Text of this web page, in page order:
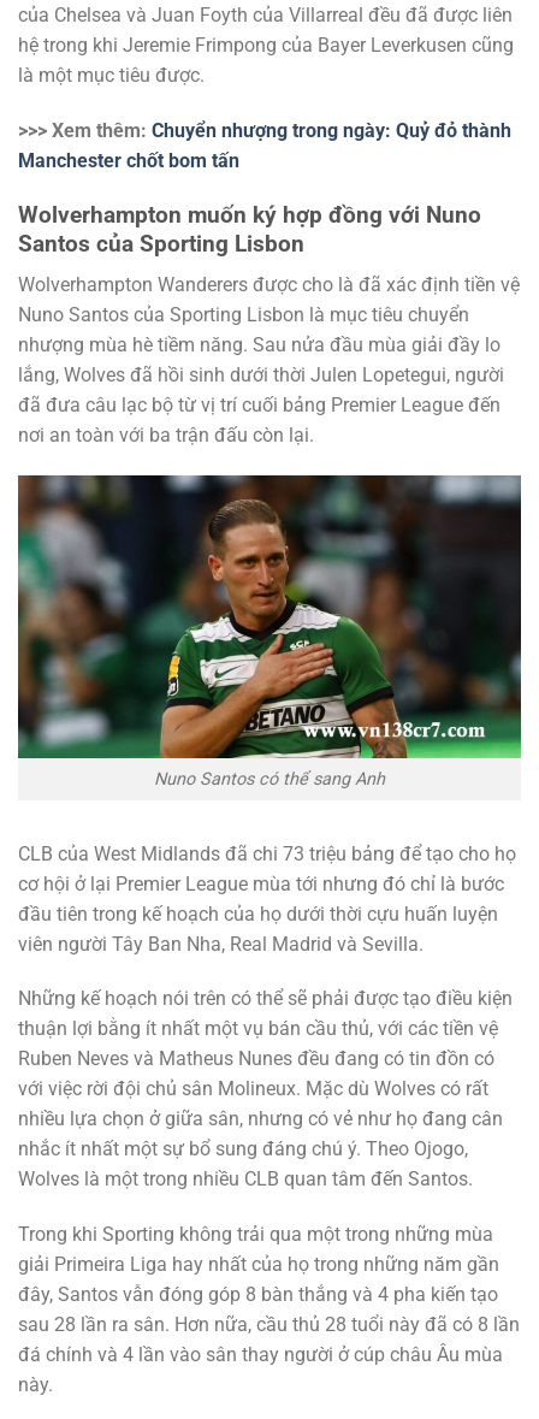
của Chelsea và Juan Foyth của Villarreal đều đã được liên
hệ trong khi Jeremie Frimpong của Bayer Leverkusen cũng
là một mục tiêu được.
>>> Xem thêm: Chuyển nhượng trong ngày: Quỷ đỏ thành
Manchester chốt bom tấn
Wolverhampton muốn ký hợp đồng với Nuno
Santos của Sporting Lisbon
Wolverhampton Wanderers được cho là đã xác định tiền vệ
Nuno Santos của Sporting Lisbon là mục tiêu chuyển
nhượng mùa hè tiềm năng. Sau nửa đầu mùa giải đầy lo
lắng, Wolves đã hồi sinh dưới thời Julen Lopetegui, người
đã đưa câu lạc bộ từ vị trí cuối bảng Premier League đến
nơi an toàn với ba trận đấu còn lại.
Nuno Santos có thể sang Anh
CLB của West Midlands đã chi 73 triệu bảng để tạo cho họ
cơ hội ở lại Premier League mùa tới nhưng đó chỉ là bước
đầu tiên trong kế hoạch của họ dưới thời cựu huấn luyện
viên người Tây Ban Nha, Real Madrid và Sevilla.
Những kế hoạch nói trên có thể sẽ phải được tạo điều kiện
thuận lợi bằng ít nhất một vụ bán cầu thủ, với các tiền vệ
Ruben Neves và Matheus Nunes đều đang có tin đồn có
với việc rời đội chủ sân Molineux. Mặc dù Wolves có rất
nhiều lựa chọn ở giữa sân, nhưng có vẻ như họ đang cân
nhắc ít nhất một sự bổ sung đáng chú ý. Theo Ojogo,
Wolves là một trong nhiều CLB quan tâm đến Santos.
Trong khi Sporting không trải qua một trong những mùa
giải Primeira Liga hay nhất của họ trong những năm gần
đây, Santos vẫn đóng góp 8 bàn thắng và 4 pha kiến tạo
sau 28 lần ra sân. Hơn nữa, cầu thủ 28 tuổi này đã có 8 lần
đá chính và 4 lần vào sân thay người ở cúp châu Âu mùa
này.